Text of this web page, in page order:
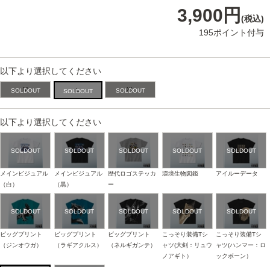
3,900円 (税込)
195ポイント付与
以下より選択してください
M L XL
以下より選択してください
メインビジュアル
（白）
メインビジュアル
（黒）
歴代ロゴステッカ
ー
環境生物図鑑 アイルーデータ
ビッグプリント
（ジンオウガ）
ビッグプリント
（ラギアクルス）
ビッグプリント
（ネルギガンテ）
こっそり装備Tシ
ャツ(大剣：リュウ
ノアギト）
こっそり装備Tシ
ャツ(ハンマー：ロ
ックボーン）